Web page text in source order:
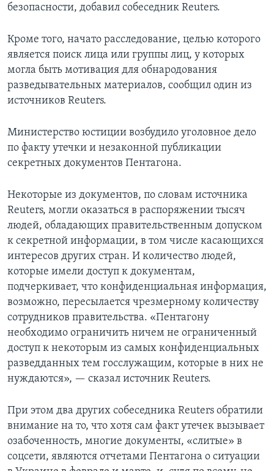
безопасности, добавил собеседник Reuters.
Кроме того, начато расследование, целью которого
является поиск лица или группы лиц, у которых
могла быть мотивация для обнародования
разведывательных материалов, сообщил один из
источников Reuters.
Министерство юстиции возбудило уголовное дело
по факту утечки и незаконной публикации
секретных документов Пентагона.
Некоторые из документов, по словам источника
Reuters, могли оказаться в распоряжении тысяч
людей, обладающих правительственным допуском
к секретной информации, в том числе касающихся
интересов других стран. И количество людей,
которые имели доступ к документам,
подчеркивает, что конфиденциальная информация,
возможно, пересылается чрезмерному количеству
сотрудников правительства. «Пентагону
необходимо ограничить ничем не ограниченный
доступ к некоторым из самых конфиденциальных
разведданных тем госслужащим, которые в них не
нуждаются», — сказал источник Reuters.
При этом два других собеседника Reuters обратили
внимание на то, что хотя сам факт утечек вызывает
озабоченность, многие документы, «слитые» в
соцсети, являются отчетами Пентагона о ситуации